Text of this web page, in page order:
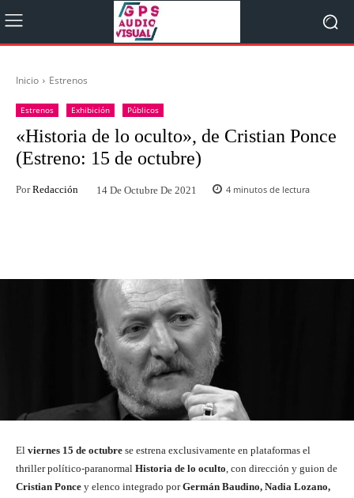
Inicio Estrenos
Estrenos Exhibición Públicos
«Historia de lo oculto», de Cristian Ponce
(Estreno: 15 de octubre)
Por Redacción 14 De Octubre De 2021 4 minutos de lectura
El viernes 15 de octubre se estrena exclusivamente en plataformas el
thriller político-paranormal Historia de lo oculto, con dirección y guion de
Cristian Ponce y elenco integrado porGermán Baudino, Nadia Lozano,